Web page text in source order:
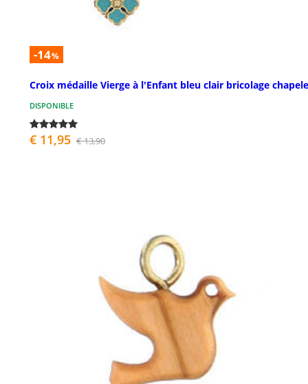
-14%
Croix médaille Vierge à l'Enfant bleu clair bricolage
DISPONIBLE
€ 11,95 € 13,90